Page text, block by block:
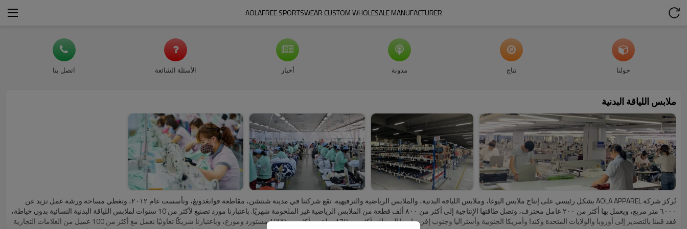
AOLAFREE SPORTSWEAR CUSTOM WHOLESALE MANUFACTURER
حولنا نتاج مدونة أخبار الأسئلة الشائعة اتصل بنا
ملابس اللياقة البدنية
تُركز شركة AOLA APPAREL بشكل رئيسي على إنتاج ملابس اليوغا، وملابس اللياقة البدنية، والملابس الرياضية والترفيهية. تقع شركتنا في مدينة شنتشن، مقاطعة قوانغدونغ، وتأسست عام ٢٠١٢، وتغطي مساحة ورشة عمل تزيد عن
٦٠٠٠ متر مربع، ويعمل بها أكثر من ٢٠٠ عامل محترف، وتصل طاقتها الإنتاجية إلى أكثر من ٨٠٠ ألف قطعة من الملابس الرياضية غير الملحومة شهريًا. باعتبارنا مورد تصنيع لأكثر من 10 سنوات لملابس اللياقة البدنية النسائية بدون خياطة،
فقد قمنا بالتصدير إلى أوروبا والولايات المتحدة وكندا وأمريكا الجنوبية وأستراليا وجنوب إفريقيا وما إلى ذلك. أكثر من 170 دولة مع أكثر من 1000 مستورد وموزع، وباعتبارنا شريكًا تعاونيًا نعمل مع أكثر من 100 عميل من العلامات التجارية